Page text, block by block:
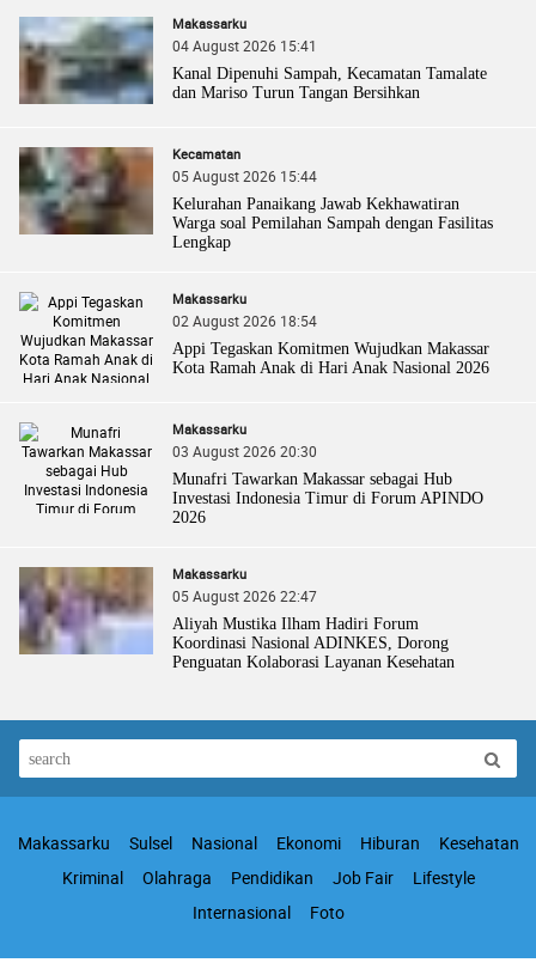
Makassarku
04 August 2026 15:41
Kanal Dipenuhi Sampah, Kecamatan Tamalate
dan Mariso Turun Tangan Bersihkan
Kecamatan
05 August 2026 15:44
Kelurahan Panaikang Jawab Kekhawatiran
Warga soal Pemilahan Sampah dengan Fasilitas
Lengkap
Makassarku
02 August 2026 18:54
Appi Tegaskan Komitmen Wujudkan Makassar
Kota Ramah Anak di Hari Anak Nasional 2026
Makassarku
03 August 2026 20:30
Munafri Tawarkan Makassar sebagai Hub
Investasi Indonesia Timur di Forum APINDO
2026
Makassarku
05 August 2026 22:47
Aliyah Mustika Ilham Hadiri Forum
Koordinasi Nasional ADINKES, Dorong
Penguatan Kolaborasi Layanan Kesehatan
Makassarku Sulsel Nasional Ekonomi Hiburan
Kesehatan
Kriminal
Olahraga Pendidikan Job Fair
Lifestyle
Internasional
Foto